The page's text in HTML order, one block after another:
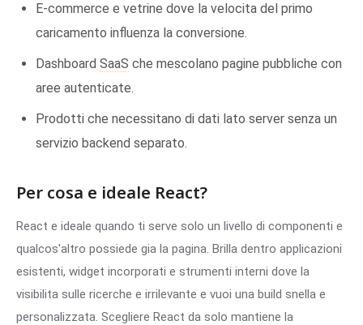
E-commerce e vetrine dove la velocita del primo
caricamento influenza la conversione.
Dashboard SaaS che mescolano pagine pubbliche con
aree autenticate.
Prodotti che necessitano di dati lato server senza un
servizio backend separato.
Per cosa e ideale React?
React e ideale quando ti serve solo un livello di componenti e
qualcos'altro possiede gia la pagina. Brilla dentro applicazioni
esistenti, widget incorporati e strumenti interni dove la
visibilita sulle ricerche e irrilevante e vuoi una build snella e
personalizzata. Scegliere React da solo mantiene la